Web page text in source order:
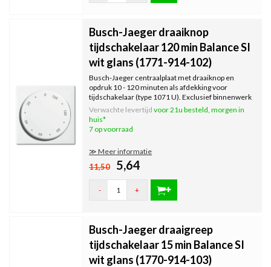
Busch-Jaeger draaiknop
tijdschakelaar 120 min Balance SI
wit glans (1771-914-102)
Busch-Jaeger centraalplaat met draaiknop en
opdruk 10 - 120 minuten als afdekking voor
tijdschakelaar (type 1071 U). Exclusief binnenwerk
en afdekraam. Serie: Balance SI, kleur: wit glans.
Verwachte levertijd voor 21u besteld, morgen in
huis*
7 op voorraad
≫ Meer informatie
11,50 5,64
- +
Busch-Jaeger draaigreep
tijdschakelaar 15 min Balance SI
wit glans (1770-914-103)